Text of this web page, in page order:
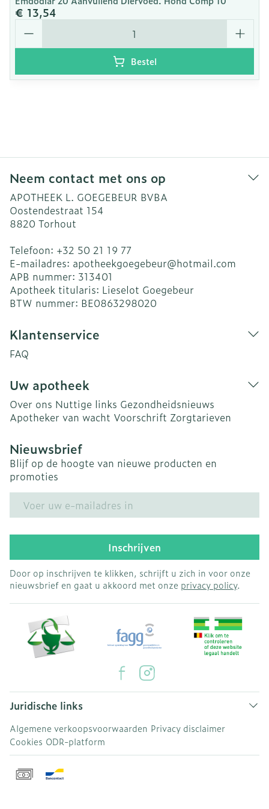
€ 13,54
Aantal
Bestel
Neem contact met ons op
APOTHEEK L. GOEGEBEUR BVBA
Oostendestraat 154
8820 Torhout
Telefoon: +32 50 21 19 77
E-mailadres: apotheekgoegebeur@hotmail.com
APB nummer: 313401
Apotheek titularis: Lieselot Goegebeur
BTW nummer: BE0863298020
Klantenservice
FAQ
Uw apotheek
Over ons Nuttige links Gezondheidsnieuws
Apotheker van wacht Voorschrift Zorgtarieven
Nieuwsbrief
Blijf op de hoogte van nieuwe producten en
promoties
Inschrijven
Door op inschrijven te klikken, schrijft u zich in voor onze
nieuwsbrief en gaat u akkoord met onze privacy policy.
Juridische links
Algemene verkoopsvoorwaarden Privacy disclaimer
Cookies ODR-platform